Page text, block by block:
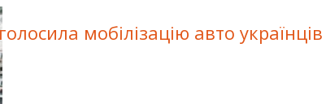
мобілізацію авто українців